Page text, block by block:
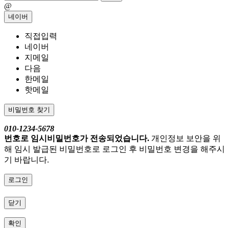
@
네이버
직접입력
네이버
지메일
다음
한메일
핫메일
비밀번호 찾기
010-1234-5678
번호로 임시비밀번호가 전송되었습니다. 개인정보 보안을 위
해 임시 발급된 비밀번호로 로그인 후 비밀번호 변경을 해주시
기 바랍니다.
로그인
닫기
확인